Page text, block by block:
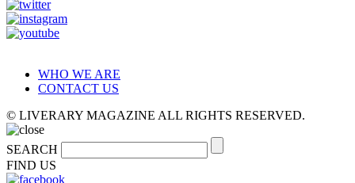
WHO WE ARE
CONTACT US
© LIVERARY MAGAZINE ALL RIGHTS RESERVED.
SEARCH
FIND US